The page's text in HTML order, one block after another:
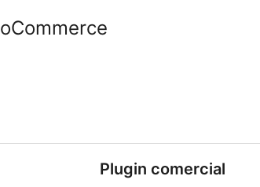
Plugin comercial